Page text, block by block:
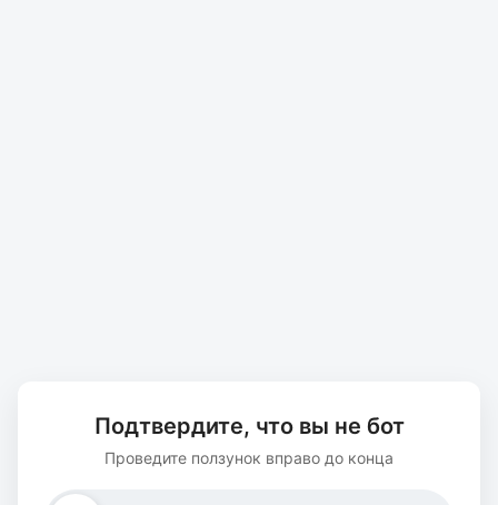
Подтвердите, что вы не бот
Проведите ползунок вправо до конца